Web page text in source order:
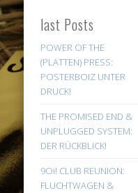
last Posts
POWER OF THE
(PLATTEN) PRESS:
POSTERBOIZ UNTER
DRUCK!
THE PROMISED END &
UNPLUGGED SYSTEM:
DER RÜCKBLICK!
9Oi! CLUB REUNION:
FLUCHTWAGEN &